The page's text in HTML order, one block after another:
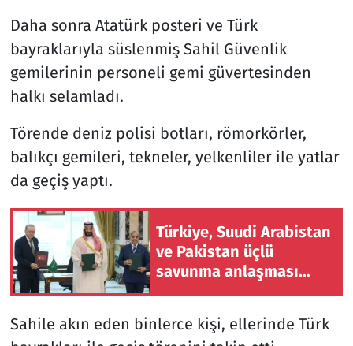
Daha sonra Atatürk posteri ve Türk
bayraklarıyla süslenmiş Sahil Güvenlik
gemilerinin personeli gemi güvertesinden
halkı selamladı.
Törende deniz polisi botları, römorkörler,
balıkçı gemileri, tekneler, yelkenliler ile yatlar
da geçiş yaptı.
Türkiye, Suudi Arabistan
ve Pakistan üçlü
savunma anlaşması
Sahile akın eden binlerce kişi, ellerinde Türk